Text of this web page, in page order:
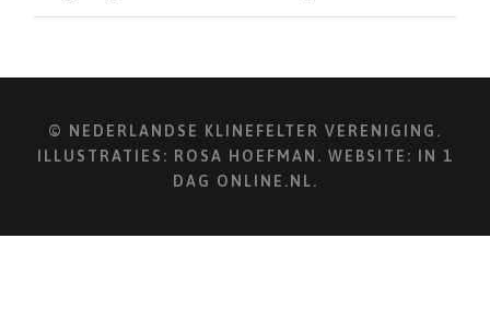
© NEDERLANDSE KLINEFELTER VERENIGING.
ILLUSTRATIES:
ROSA HOEFMAN . WEBSITE:
IN 1
DAG ONLINE.NL.